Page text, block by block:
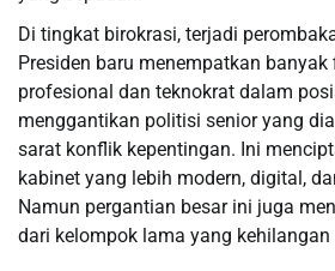
Di tingkat birokrasi, terjadi
Presiden baru menempatkan banyak
profesional dan teknokrat dalam
menggantikan politisi senior yang
sarat konflik kepentingan. Ini
kabinet yang lebih modern, digital,
Namun pergantian besar ini juga
dari kelompok lama yang kehilangan